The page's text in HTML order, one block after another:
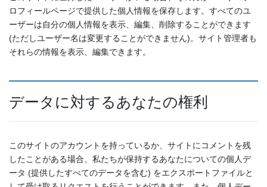
ロフィールページで提供した個人情報を保存します。すべてのユ
ーザーは自分の個人情報を表示、編集、削除することができます
(ただしユーザー名は変更することができません)。サイト管理者も
それらの情報を表示、編集できます。
データに対するあなたの権利
このサイトのアカウントを持っているか、サイトにコメントを残
したことがある場合、私たちが保持するあなたについての個人デ
ータ (提供したすべてのデータを含む) をエクスポートファイルと